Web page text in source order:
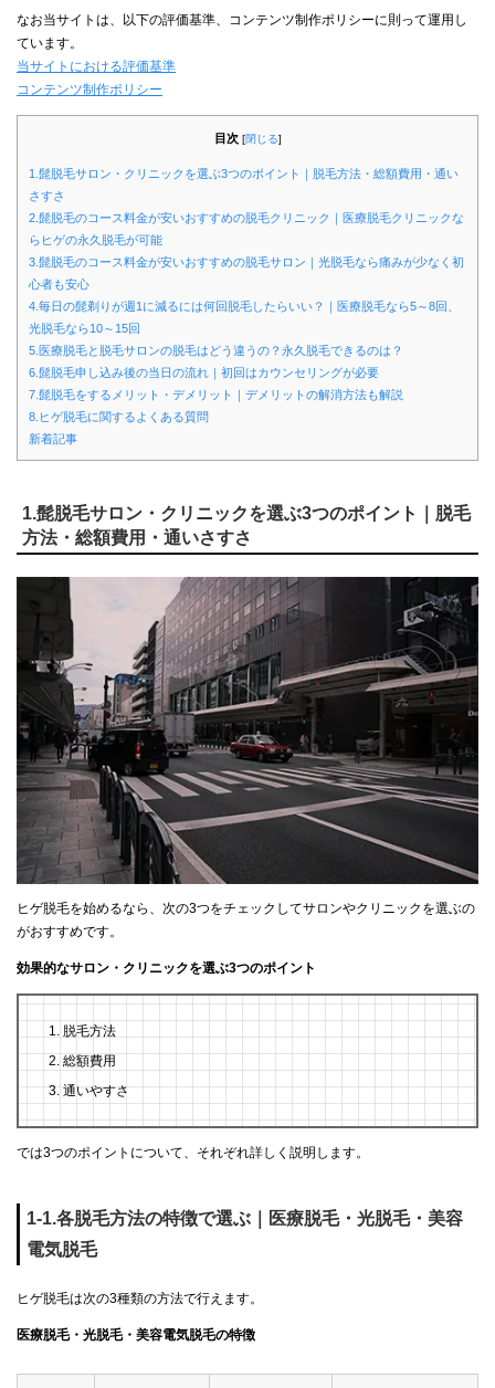
なお当サイトは、以下の評価基準、コンテンツ制作ポリシーに則って運用し
ています。
当サイトにおける評価基準
コンテンツ制作ポリシー
目次 [閉じる]
1.髭脱毛サロン・クリニックを選ぶ3つのポイント｜脱毛方法・総額費用・通い
さすさ
2.髭脱毛のコース料金が安いおすすめの脱毛クリニック｜医療脱毛クリニックな
らヒゲの永久脱毛が可能
3.髭脱毛のコース料金が安いおすすめの脱毛サロン｜光脱毛なら痛みが少なく初
心者も安心
4.毎日の髭剃りが週1に減るには何回脱毛したらいい？｜医療脱毛なら5～8回、
光脱毛なら10～15回
5.医療脱毛と脱毛サロンの脱毛はどう違うの？永久脱毛できるのは？
6.髭脱毛申し込み後の当日の流れ｜初回はカウンセリングが必要
7.髭脱毛をするメリット・デメリット｜デメリットの解消方法も解説
8.ヒゲ脱毛に関するよくある質問
新着記事
1.髭脱毛サロン・クリニックを選ぶ3つのポイント｜脱毛
方法・総額費用・通いさすさ
ヒゲ脱毛を始めるなら、次の3つをチェックしてサロンやクリニックを選ぶの
がおすすめです。
効果的なサロン・クリニックを選ぶ3つのポイント
脱毛方法
総額費用
通いやすさ
では3つのポイントについて、それぞれ詳しく説明します。
1-1.各脱毛方法の特徴で選ぶ｜医療脱毛・光脱毛・美容
電気脱毛
ヒゲ脱毛は次の3種類の方法で行えます。
医療脱毛・光脱毛・美容電気脱毛の特徴